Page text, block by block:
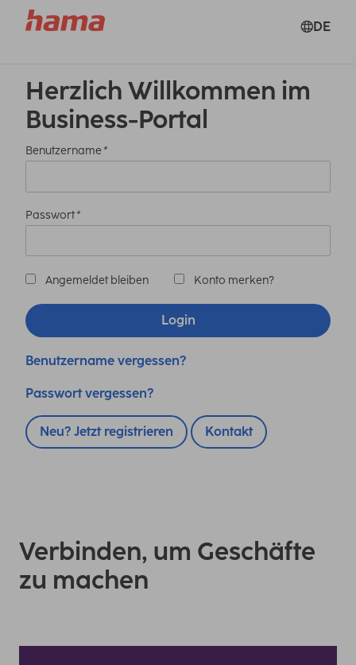
DE
Herzlich Willkommen im
Business-Portal
Benutzername*
Passwort*
Angemeldet bleiben Konto merken?
Login
Benutzername vergessen?
Passwort vergessen?
Neu? Jetzt registrieren Kontakt
Verbinden, um Geschäfte
zu machen